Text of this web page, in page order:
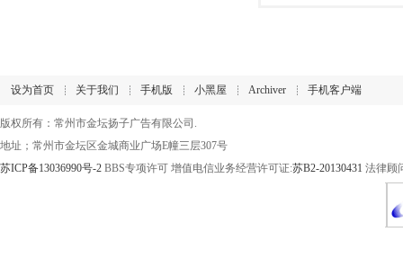
设为首页 关于我们 手机版 小黑屋 Archiver 手机客户端
版权所有：常州市金坛扬子广告有限公司.
地址；常州市金坛区金城商业广场E幢三层307号
苏ICP备13036990号-2 BBS专项许可 增值电信业务经营许可证:苏B2-20130431 法律顾